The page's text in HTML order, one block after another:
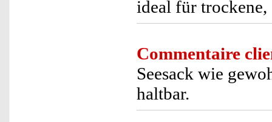
ideal für trockene,
Commentaire
Seesack wie
haltbar.